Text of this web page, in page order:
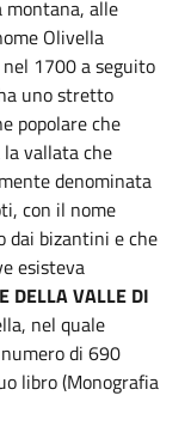
montana, alle
Olivella
1700 a seguito
uno stretto
popolare che
la vallata che
denominata
con il nome
dai bizantini e che
esisteva
DELLA VALLE DI
nel quale
di 690
libro (Monografia